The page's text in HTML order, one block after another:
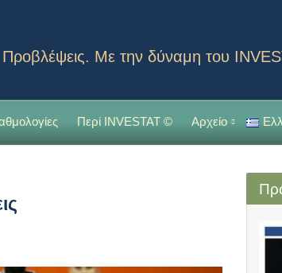
Προβλέψεις. Με την δύναμη του
Περί INVESTAT © Αρχείο